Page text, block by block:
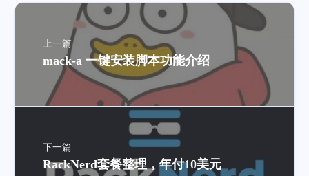
上一篇
mack-a 一键安装脚本功能介绍
下一篇
RackNerd套餐整理，年付10美元